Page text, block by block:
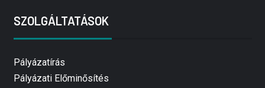
SZOLGÁLTATÁSOK
Pályázatírás
Pályázati Előminősítés